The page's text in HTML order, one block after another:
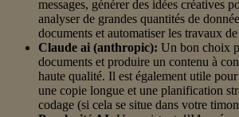
messages, générer des idées créatives
analyser de grandes quantités de
documents et automatiser les travaux
Claude ai (anthropic): Un bon choix
documents et produire un contenu à
haute qualité. Il est également utile
une copie longue et une planification
codage (si cela se situe dans votre